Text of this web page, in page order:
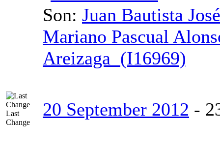
Son: Juan Bautista
Mariano Pascual
Areizaga (I16969)
Last
Change
20 September 2012 -